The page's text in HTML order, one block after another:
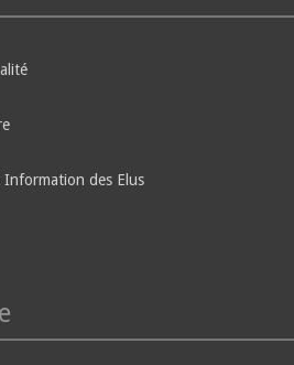
Information des Elus